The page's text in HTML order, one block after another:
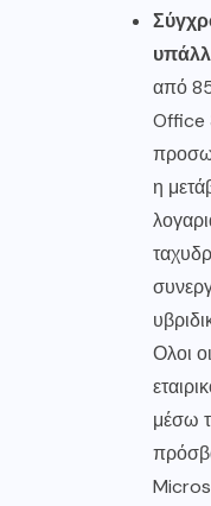
από
Office
η
Ολοι
μέσω